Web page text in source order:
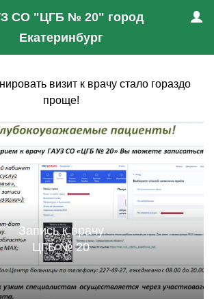
СО "ЦГБ № 20" город
Екатеринбург
визит к врачу стало гораздо
проще!
Запись к врачу
ЦГБ № 20